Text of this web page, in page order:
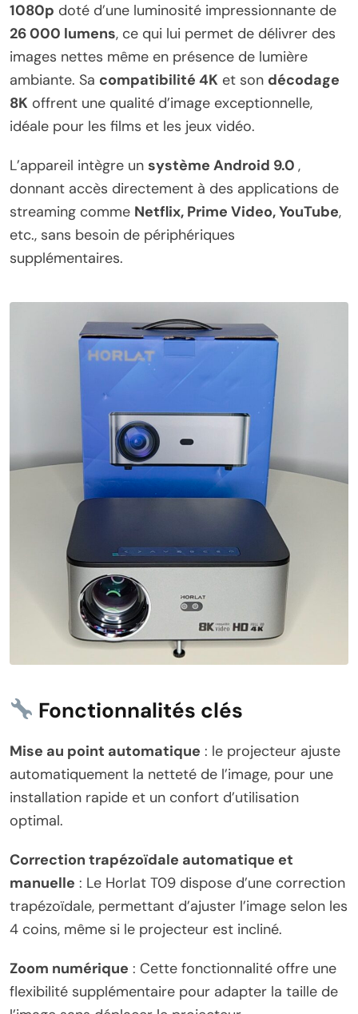
1080p doté d’une luminosité impressionnante de
26 000 lumens, ce qui lui permet de délivrer des
images nettes même en présence de lumière
ambiante. Sa compatibilité 4K et son décodage
8K offrent une qualité d’image exceptionnelle,
idéale pour les films et les jeux vidéo.
L’appareil intègre un système Android 9.0 ,
donnant accès directement à des applications de
streaming comme Netflix, Prime Video, YouTube,
etc., sans besoin de périphériques
supplémentaires.
Fonctionnalités clés
Mise au point automatique : le projecteur ajuste
automatiquement la netteté de l’image, pour une
installation rapide et un confort d’utilisation
optimal.
Correction trapézoïdale automatique et
manuelle : Le Horlat T09 dispose d’une correction
trapézoïdale, permettant d’ajuster l’image selon les
4 coins, même si le projecteur est incliné.
Zoom numérique : Cette fonctionnalité offre une
flexibilité supplémentaire pour adapter la taille de